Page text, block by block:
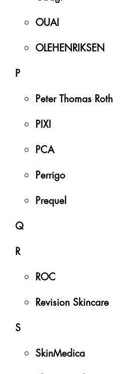
OUAI
OLEHENRIKSEN
P
Peter Thomas Roth
PIXI
PCA
Perrigo
Prequel
Q
R
ROC
Revision Skincare
S
SkinMedica